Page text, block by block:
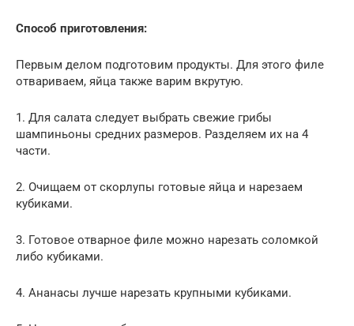
Способ приготовления:
Первым делом подготовим продукты. Для этого филе
отвариваем, яйца также варим вкрутую.
1. Для салата следует выбрать свежие грибы
шампиньоны средних размеров. Разделяем их на 4
части.
2. Очищаем от скорлупы готовые яйца и нарезаем
кубиками.
3. Готовое отварное филе можно нарезать соломкой
либо кубиками.
4. Ананасы лучше нарезать крупными кубиками.